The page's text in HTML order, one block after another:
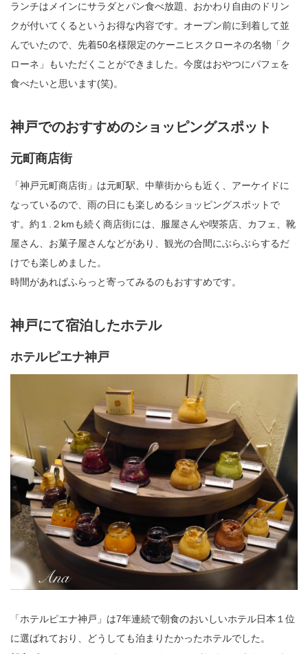
ランチはメインにサラダとパン食べ放題、おかわり自由のドリン
クが付いてくるというお得な内容です。オープン前に到着して並
んでいたので、先着50名様限定のケーニヒスクローネの名物「ク
ローネ」もいただくことができました。今度はおやつにパフェを
食べたいと思います(笑)。
神戸でのおすすめのショッピングスポット
元町商店街
「神戸元町商店街」は元町駅、中華街からも近く、アーケイドに
なっているので、雨の日にも楽しめるショッピングスポットで
す。約１.２kmも続く商店街には、服屋さんや喫茶店、カフェ、靴
屋さん、お菓子屋さんなどがあり、観光の合間にぶらぶらするだ
けでも楽しめました。
時間があればふらっと寄ってみるのもおすすめです。
神戸にて宿泊したホテル
ホテルピエナ神戸
「ホテルピエナ神戸」は7年連続で朝食のおいしいホテル日本１位
に選ばれており、どうしても泊まりたかったホテルでした。